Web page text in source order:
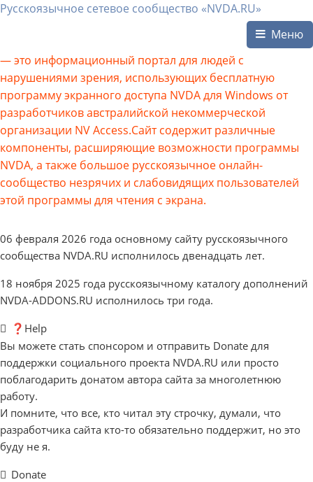
Русскоязычное сетевое сообщество «NVDA.RU»
Меню
— это информационный портал для людей с
нарушениями зрения, использующих бесплатную
программу экранного доступа NVDA для Windows от
разработчиков австралийской некоммерческой
организации NV Access.Сайт содержит различные
компоненты, расширяющие возможности программы
NVDA, а также большое русскоязычное онлайн-
сообщество незрячих и слабовидящих пользователей
этой программы для чтения с экрана.
06 февраля 2026 года основному сайту русскоязычного
сообщества NVDA.RU исполнилось двенадцать лет.
18 ноября 2025 года русскоязычному каталогу дополнений
NVDA-ADDONS.RU исполнилось три года.
❓Help
Вы можете стать спонсором и отправить Donate для
поддержки социального проекта NVDA.RU или просто
поблагодарить донатом автора сайта за многолетнюю
работу.
И помните, что все, кто читал эту строчку, думали, что
разработчика сайта кто-то обязательно поддержит, но это
буду не я.
Donate